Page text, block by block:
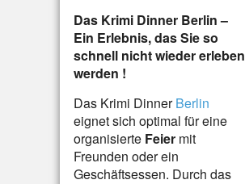
Das Krimi Dinner Berlin –
Ein Erlebnis,das Sie so
schnell nicht wieder erleben
werden !
Das Krimi DinnerBerlin
eignet sich optimal für eine
organisierte Feier mit
Freunden oder ein
Geschäftsessen. Durch das